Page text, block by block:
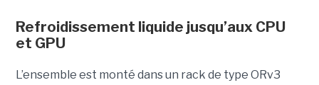
Refroidissement liquide jusqu’aux CPU
et GPU
L’ensemble est monté dans un rack de type ORv3